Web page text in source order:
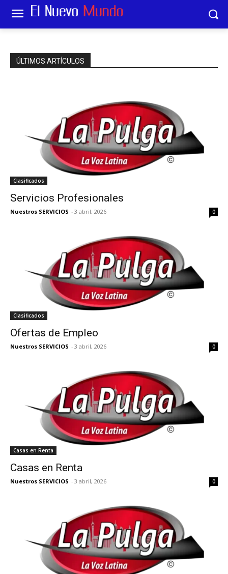
ÚLTIMOS ARTÍCULOS
Clasificados
Servicios Profesionales
Nuestros SERVICIOS - 3 abril, 2026 0
Clasificados
Ofertas de Empleo
Nuestros SERVICIOS - 3 abril, 2026 0
Casas en Renta
Casas en Renta
Nuestros SERVICIOS - 3 abril, 2026 0